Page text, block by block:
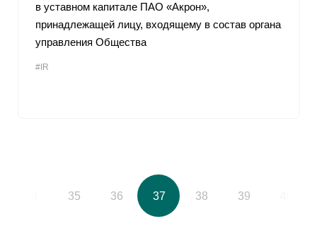
в уставном капитале ПАО «Акрон»,
принадлежащей лицу, входящему в состав органа
управления Общества
#IR
35 36 37 38 39